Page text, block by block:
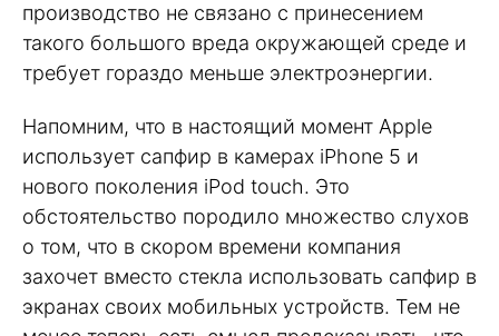
производство не связано с принесением
такого большого вреда окружающей среде и
требует гораздо меньше электроэнергии.
Напомним, что в настоящий момент Apple
использует сапфир в камерах iPhone 5 и
нового поколения iPod touch. Это
обстоятельство породило множество слухов
о том, что в скором времени компания
захочет вместо стекла использовать сапфир в
экранах своих мобильных устройств. Тем не